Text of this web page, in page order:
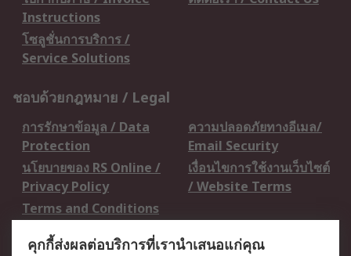
Instructions
โซลูชั่นการบริการ /
Service Solutions
ชอบด้วยกฎหมาย / Legal
การรักษาข้อมูล / Data
Protection
ความปลอดภัยทางอีเมล/
Email Security
นโยบายของ RS Online /
Privacy Policy
เงื่อนไขการใช้งานเว็บไซต์
/ Website Terms
Terms and Conditions
คุกกี้ส่งผลต่อบริการที่เรานำเสนอแก่คุณ